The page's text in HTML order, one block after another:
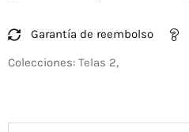
Garantía de reembolso
Colecciones: Telas 2,